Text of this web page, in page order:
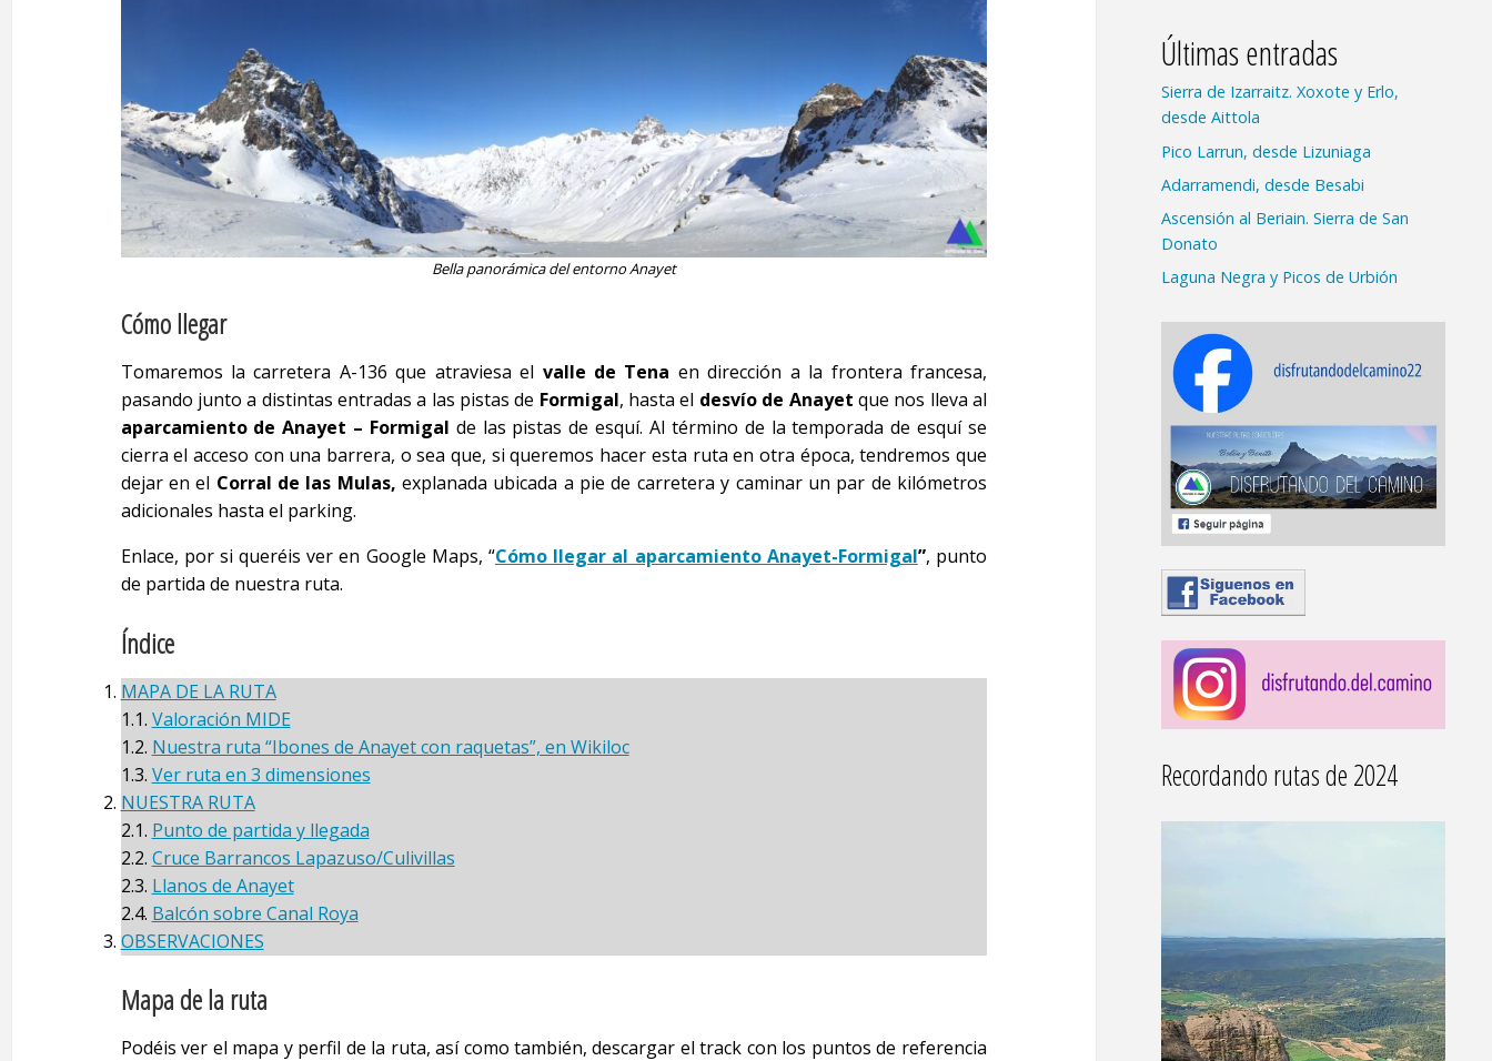
Bella panorámica del entorno Anayet
Cómo llegar
Tomaremos la carretera A-136 que atraviesa el valle de Tena en dirección a la frontera francesa,
pasando junto a distintas entradas a las pistas de Formigal, hasta el desvío de Anayet que nos lleva al
aparcamiento de Anayet – Formigal de las pistas de esquí. Al término de la temporada de esquí se
cierra el acceso con una barrera, o sea que, si queremos hacer esta ruta en otra época, tendremos que
dejar en el Corral de las Mulas, explanada ubicada a pie de carretera y caminar un par de kilómetros
adicionales hasta el parking.
Enlace, por si queréis ver en Google Maps, “Cómo llegar al aparcamiento Anayet-Formigal”, punto
de partida de nuestra ruta.
Índice
MAPA DE LA RUTA
1.1. Valoración MIDE
1.2. Nuestra ruta “Ibones de Anayet con raquetas”, en Wikiloc
1.3. Ver ruta en 3 dimensiones
NUESTRA RUTA
2.1. Punto de partida y llegada
2.2. Cruce Barrancos Lapazuso/Culivillas
2.3. Llanos de Anayet
2.4. Balcón sobre Canal Roya
OBSERVACIONES
Mapa de la ruta
Podéis ver el mapa y perfil de la ruta, así como también, descargar el track con los puntos de referencia
Últimas entradas
Sierra de Izarraitz. Xoxote y Erlo,
desde Aittola
Pico Larrun, desde Lizuniaga
Adarramendi, desde Besabi
Ascensión al Beriain. Sierra de San
Donato
Laguna Negra y Picos de Urbión
Recordando rutas de 2024